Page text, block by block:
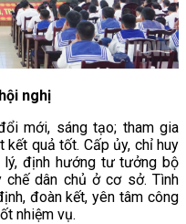
nghị
mới, sáng tạo; tham gia
quả tốt. Cấp ủy, chỉ huy
lý, định hướng tư tưởng bộ
dân chủ ở cơ sở. Tình
đoàn kết, yên tâm công
nhiệm vụ.